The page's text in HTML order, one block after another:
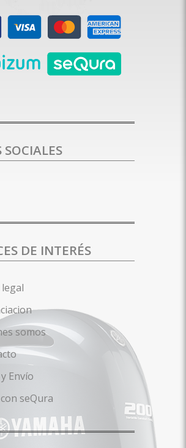
SOCIALES
DE INTERÉS
somos
Envío
seQura